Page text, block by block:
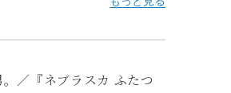
／『ネブラスカ ふたつ